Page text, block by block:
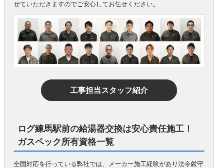
せていただきますのでご安心してお任せください。
工事担当スタッフ紹介
ログ練馬駅前の給湯器交換は安心責任施工！
ガスペック所有資格一覧
全国対応を行っている弊社では、メーカー施工経験があり法令厳守